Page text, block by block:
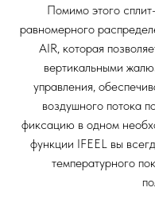
Помимо этого
равномерного
AIR, которая
вертикальными
управления,
воздушного потока
фиксацию в одном
функции IFEEL вы
температурного